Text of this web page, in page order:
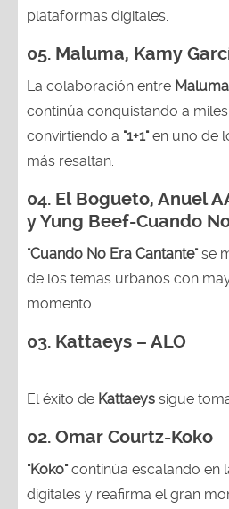
plataformas digitales.
05. Maluma, Kamy
La colaboración entre
continúa conquistando a
convirtiendo a "1+1"en uno de
más resaltan.
04. El Bogueto, Anuel
y Yung Beef-Cuando
"Cuando No Era Cantante"se
de los temas urbanos con
momento.
03. Kattaeys – ALO
El éxito de Kattaeys sigue
02. Omar Courtz-Koko
"Koko"continúa escalando en
digitales y reafirma el gran